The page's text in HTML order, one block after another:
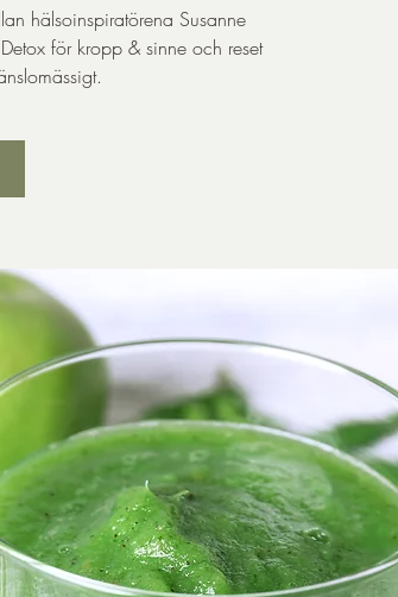
hälsoinspiratörena Susanne
för kropp & sinne och reset